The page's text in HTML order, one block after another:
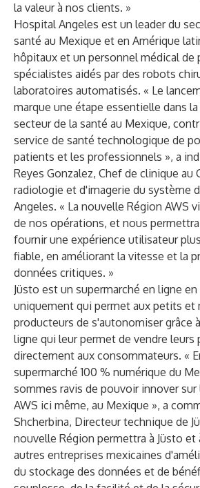
la valeur à nos clients. »
Hospital Angeles est un leader du
santé au Mexique et en Amérique
hôpitaux et un personnel médical de
spécialistes aidés par des robots
laboratoires automatisés. « Le
marque une étape essentielle dans
secteur de la santé au Mexique,
service de santé technologique de
patients et les professionnels », a
Reyes Gonzalez, Chef de clinique au
radiologie et d'imagerie du système
Angeles. « La nouvelle Région AWS
de nos opérations, et nous
fournir une expérience utilisateur
fiable, en améliorant la vitesse et la
données critiques. »
Jüsto est un supermarché en ligne
uniquement qui permet aux petits et
producteurs de s'autonomiser grâce
ligne qui leur permet de vendre leurs
directement aux consommateurs. «
supermarché 100 % numérique du
sommes ravis de pouvoir innover
AWS ici même, au Mexique », a
Shcherbina, Directeur technique de
nouvelle Région permettra à Jüsto et
autres entreprises mexicaines
du stockage des données et de